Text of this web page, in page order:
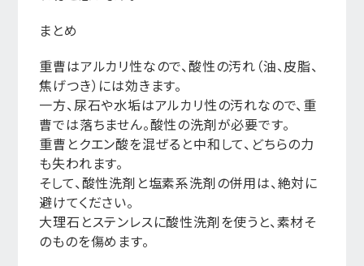
まとめ
重曹はアルカリ性なので、酸性の汚れ（油、皮脂、
焦げつき）には効きます。
一方、尿石や水垢はアルカリ性の汚れなので、重
曹では落ちません。酸性の洗剤が必要です。
重曹とクエン酸を混ぜると中和して、どちらの力
も失われます。
そして、酸性洗剤と塩素系洗剤の併用は、絶対に
避けてください。
大理石とステンレスに酸性洗剤を使うと、素材そ
のものを傷めます。